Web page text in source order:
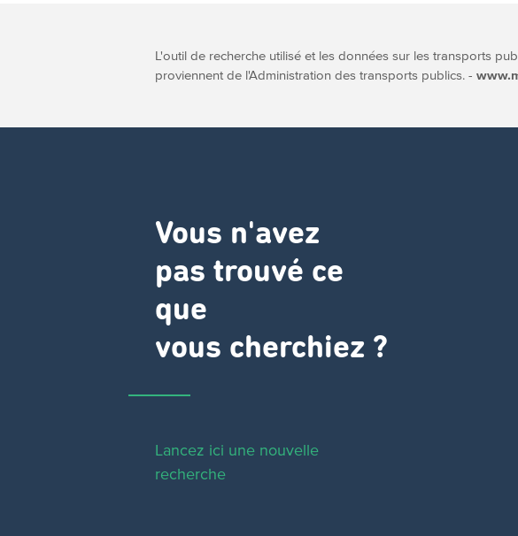
L'outil de recherche utilisé et les données sur les transports
proviennent de l'Administration des transports publics. -
Vous n'avez
pas trouvé ce
que
vous cherchiez ?
Lancez ici une nouvelle
recherche